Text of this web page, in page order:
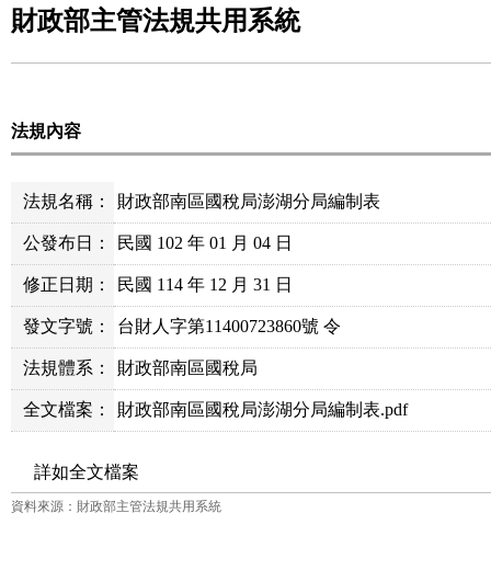
財政部主管法規共用系統
法規內容
法規名稱： 財政部南區國稅局澎湖分局編制表
公發布日： 民國 102 年 01 月 04 日
修正日期： 民國 114 年 12 月 31 日
發文字號： 台財人字第11400723860號 令
法規體系： 財政部南區國稅局
全文檔案： 財政部南區國稅局澎湖分局編制表.pdf
詳如全文檔案
資料來源：財政部主管法規共用系統